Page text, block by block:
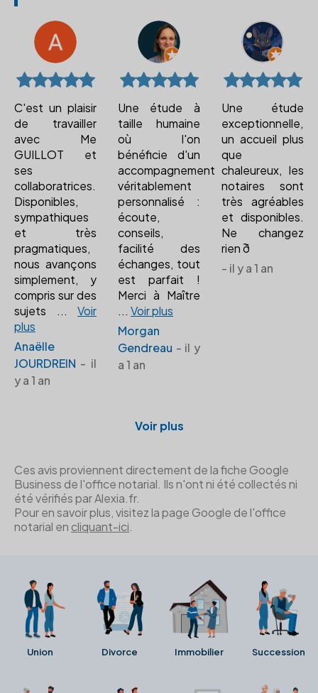
C'est un plaisir
de travailler
avec Me
GUILLOT et
ses
collaboratrices.
Disponibles,
sympathiques
et très
pragmatiques,
nous avançons
simplement, y
compris sur des
sujets
... Voir
plus
Anaëlle
JOURDREIN - il
y a 1 an
Une étude à
taille humaine
où l'on
bénéficie d'un
accompagnement
véritablement
personnalisé :
écoute,
conseils,
facilité des
échanges, tout
est parfait !
Merci à Maître
... Voir plus
Morgan
Gendreau - il y
a 1 an
Une étude
exceptionnelle,
un accueil plus
que
chaleureux, les
notaires sont
très agréables
et disponibles.
Ne changez
rien ð
- il y a 1 an
Voir plus
Ces avis proviennent directement de la fiche Google
Business de l'office notarial. Ils n'ont ni été collectés ni
été vérifiés par Alexia.fr.
Pour en savoir plus, visitez la page Google de l'office
notarial en cliquant-ici.
Union Divorce Immobilier Succession